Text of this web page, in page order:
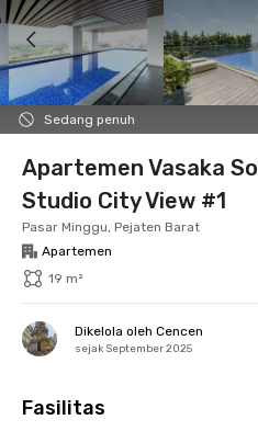
Sedang penuh
7 Agt 26 - Belum
Foto Fasilitas bersama
Apartemen Vasaka
Studio City View #1
Pasar Minggu, Pejaten Barat
Apartemen
19 m²
Dikelola oleh Cencen
sejak September 2025
Fasilitas